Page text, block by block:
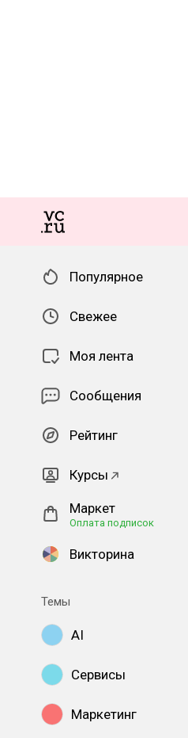
Популярное
Свежее
Моя лента
Сообщения
Рейтинг
Курсы
Маркет
Оплата подписок
Викторина
Темы
AI
Сервисы
Маркетинг